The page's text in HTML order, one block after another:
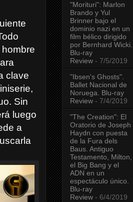
clave
Sin
luego
a
"Morituri": Marlon
Brando y Yul
Brinner bajo el
dominio nazi en un
film bélico dirigido
por Bernhard Wicki.
Blu-ray
Review - 7/5/2019
"Ibsen's Ghosts".
Ballet Nacional de
Noruega. Blu-ray
Review - 7/4/2019
"The Creation": El
Oratorio de Joseph
Haydn con puesta
de la Fura dels
Baus. Antiguo
Testamento, Milton,
el Big Bang y el
ADN en un
espectáculo único.
Blu-ray
Review - 6/4/2019